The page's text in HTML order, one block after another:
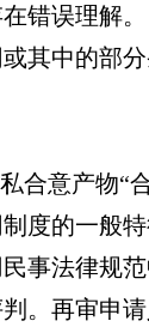
错误理解。
其中的部
合意产物“
度的一般
事法律规
。再审申